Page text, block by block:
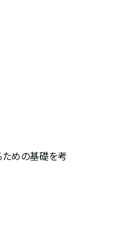
ための基礎を考